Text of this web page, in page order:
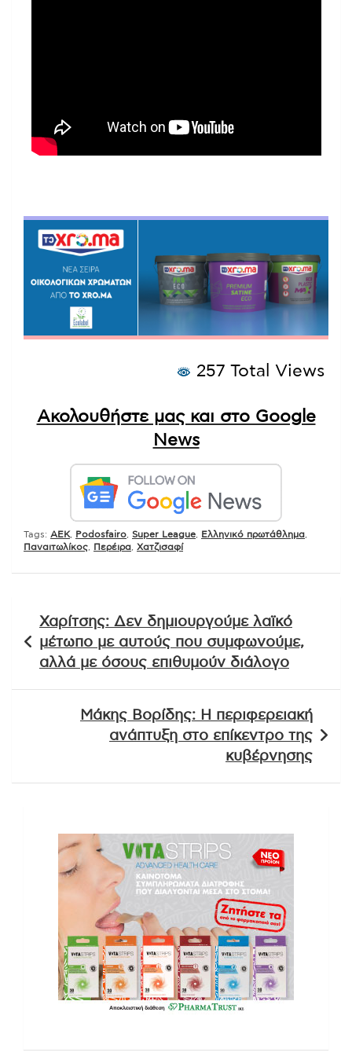
257 Total Views
Ακολουθήστε μας και στο Google
News
Tags: AEK, Podosfairo Super League Ελληνικό πρωτάθλημα
Παναιτωλίκος
Περέιρα Χατζισαφί
άρθρων
Χαρίτσης: Δεν δημιουργούμε λαϊκό
μέτωπο με αυτούς που συμφωνούμε,
αλλά με όσους επιθυμούν διάλογο
Μάκης Βορίδης: Η περιφερειακή
ανάπτυξη στο επίκεντρο της
κυβέρνησης